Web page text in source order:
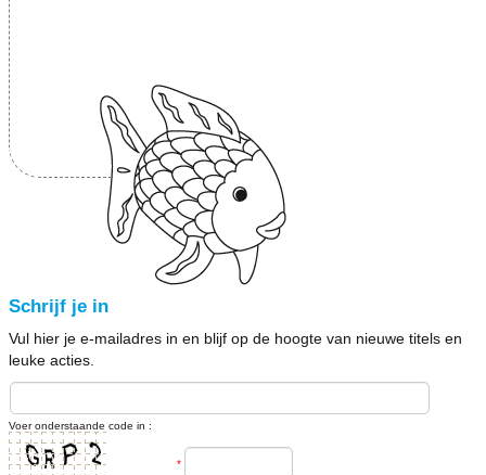
Schrijf je in
Vul hier je e-mailadres in en blijf op de hoogte van nieuwe titels en
leuke acties.
Voer onderstaande code in :
*